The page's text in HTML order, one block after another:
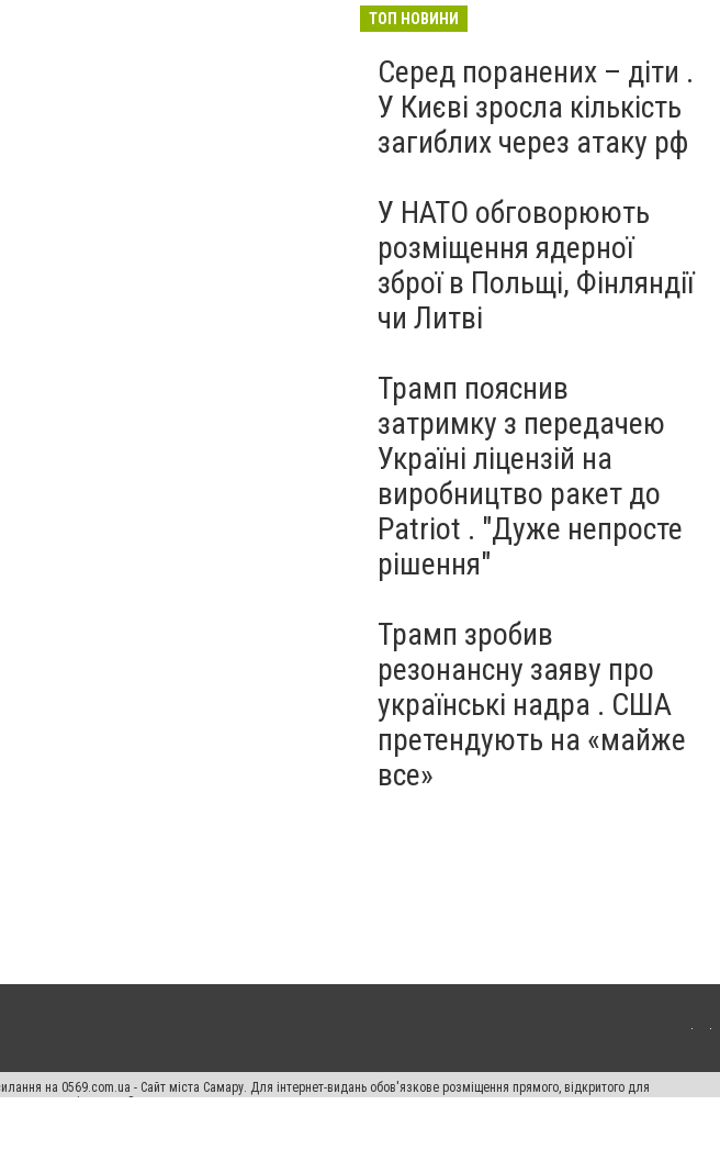
ТОП НОВИНИ
Серед поранених – діти .
У Києві зросла кількість
загиблих через атаку рф
У НАТО обговорюють
розміщення ядерної
зброї в Польщі, Фінляндії
чи Литві
Трамп пояснив
затримку з передачею
Україні ліцензій на
виробництво ракет до
Patriot . "Дуже непросте
рішення"
Трамп зробив
резонансну заяву про
українські надра . США
претендують на «майже
все»
на 0569.com.ua - Сайт міста Самару. Для інтернет-видань обов'язкове розміщення прямого, відкритого для
прав переслідується Законом.